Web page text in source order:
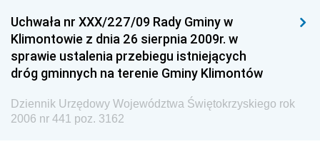
Uchwała nr XXX/227/09 Rady Gminy w
Klimontowie z dnia 26 sierpnia 2009r. w
sprawie ustalenia przebiegu istniejących
dróg gminnych na terenie Gminy Klimontów
Dziennik Urzędowy Województwa Świętokrzyskiego rok
2006 nr 441 poz. 3162